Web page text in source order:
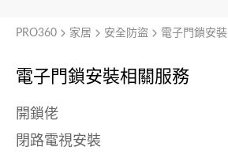
電子門鎖安裝相關服務
開鎖佬
閉路電視安裝
PRO360 家居 安全防盜 電子門鎖安裝